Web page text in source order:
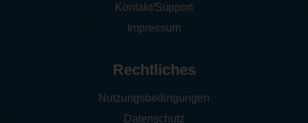
Kontakt/Support
Impressum
Rechtliches
Nutzungsbedingungen
Datenschutz